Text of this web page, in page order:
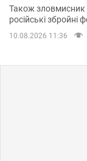
Також зловмисник
російські збройні
10.08.2026 11:36